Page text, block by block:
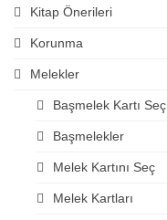
Kitap Önerileri
Korunma
Melekler
Başmelek Kartı Seç
Başmelekler
Melek Kartını Seç
Melek Kartları